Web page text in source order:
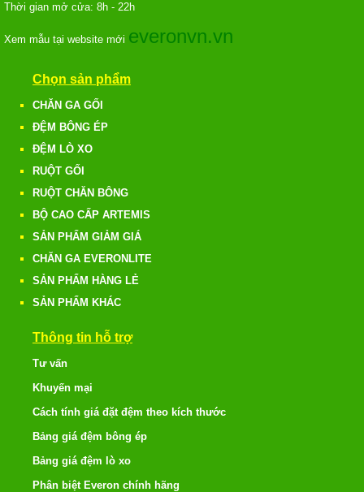
Thời gian mở cửa: 8h - 22h
Xem mẫu tại website mới everonvn.vn
Chọn sản phẩm
CHĂN GA GỐI
ĐỆM BÔNG ÉP
ĐỆM LÒ XO
RUỘT GỐI
RUỘT CHĂN BÔNG
BỘ CAO CẤP ARTEMIS
SẢN PHẨM GIẢM GIÁ
CHĂN GA EVERONLITE
SẢN PHẨM HÀNG LẺ
SẢN PHẨM KHÁC
Thông tin hỗ trợ
Tư vấn
Khuyến mại
Cách tính giá đặt đệm theo kích thước
Bảng giá đệm bông ép
Bảng giá đệm lò xo
Phân biệt Everon chính hãng